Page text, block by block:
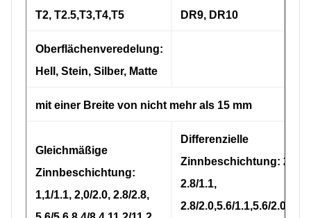
T2, T2.5,T3,T4,T5
DR9, DR10
Oberflächenveredelung:
Hell, Stein, Silber, Matte
mit einer Breite von nicht mehr als 15 mm
Gleichmäßige
Zinnbeschichtung:
1,1/1.1, 2,0/2.0, 2.8/2.8,
Differenzielle
Zinnbeschichtung: 2,0/
2.8/1.1,
2.8/2.0,5.6/1.1,5.6/2.0,5.6/